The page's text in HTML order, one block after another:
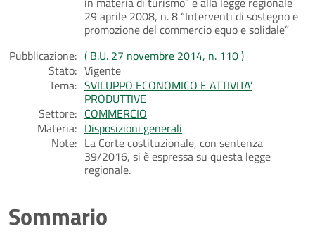
29 aprile 2008, n. 8 “Interventi di sostegno e
promozione del commercio equo e solidale”
Pubblicazione: ( B.U. 27 novembre 2014, n. 110 )
Stato: Vigente
Tema: SVILUPPO ECONOMICO E ATTIVITA’
PRODUTTIVE
Settore: COMMERCIO
Materia: Disposizioni generali
Note: La Corte costituzionale, con sentenza
39/2016, si è espressa su questa legge
regionale.
Sommario